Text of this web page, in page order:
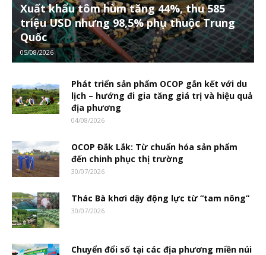
Xuất khẩu tôm hùm tăng 44%, thu 585
triệu USD nhưng 98,5% phụ thuộc Trung
Quốc
05/08/2026
Phát triển sản phẩm OCOP gắn kết với du
lịch – hướng đi gia tăng giá trị và hiệu quả
địa phương
04/08/2026
OCOP Đắk Lắk: Từ chuẩn hóa sản phẩm
đến chinh phục thị trường
30/07/2026
Thác Bà khơi dậy động lực từ “tam nông”
30/07/2026
Chuyển đổi số tại các địa phương miền núi